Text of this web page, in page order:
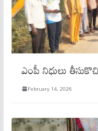
ఎంపీ నిధులు
February 14, 2026